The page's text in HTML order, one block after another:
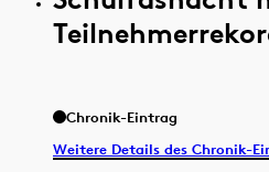
Chronik-Eintrag
Weitere Details des Chronik-